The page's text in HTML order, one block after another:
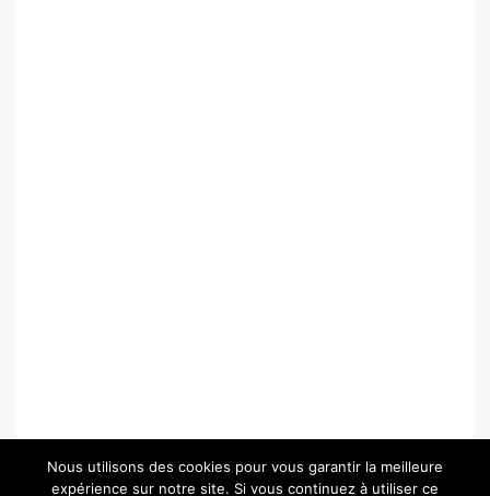
Nous utilisons des cookies pour vous garantir la meilleure
expérience sur notre site. Si vous continuez à utiliser ce